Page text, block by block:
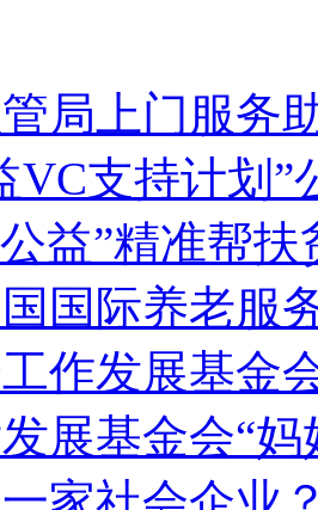
局上门服务
VC支持计划
益”精准帮
国际养老服
作发展基金
展基金会“